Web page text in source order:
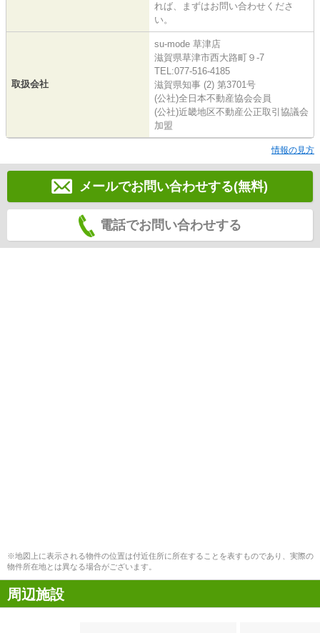
れば、まずはお問い合わせくださ
い。
取扱会社
su-mode 草津店
滋賀県草津市西大路町９-7
TEL:077-516-4185
滋賀県知事 (2) 第3701号
(公社)全日本不動産協会会員
(公社)近畿地区不動産公正取引協議会
加盟
情報の見方
メールでお問い合わせする(無料)
電話でお問い合わせする
※地図上に表示される物件の位置は付近住所に所在することを表すものであり、実際の
物件所在地とは異なる場合がございます。
周辺施設